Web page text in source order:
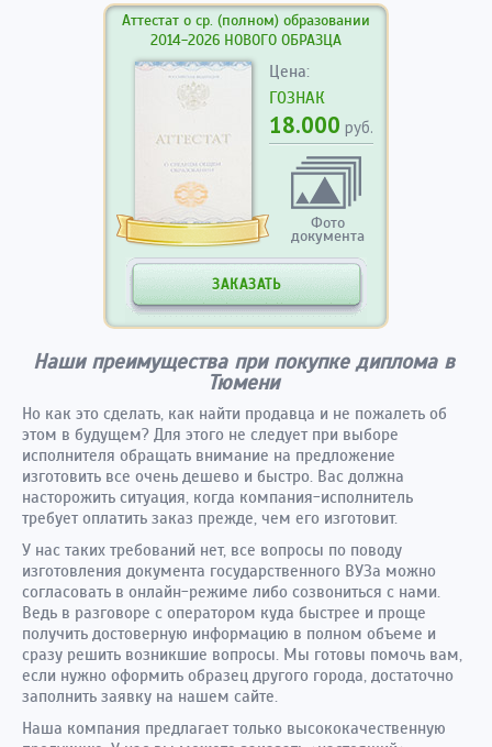
Аттестат о ср. (полном) образовании
2014-2026 НОВОГО ОБРАЗЦА
Цена:
ГОЗНАК
18.000 руб.
Фото
документа
ЗАКАЗАТЬ
Наши преимущества при покупке диплома в
Тюмени
Но как это сделать, как найти продавца и не пожалеть об
этом в будущем? Для этого не следует при выборе
исполнителя обращать внимание на предложение
изготовить все очень дешево и быстро. Вас должна
насторожить ситуация, когда компания-исполнитель
требует оплатить заказ прежде, чем его изготовит.
У нас таких требований нет, все вопросы по поводу
изготовления документа государственного ВУЗа можно
согласовать в онлайн-режиме либо созвониться с нами.
Ведь в разговоре с оператором куда быстрее и проще
получить достоверную информацию в полном объеме и
сразу решить возникшие вопросы. Мы готовы помочь вам,
если нужно оформить образец другого города, достаточно
заполнить заявку на нашем сайте.
Наша компания предлагает только высококачественную